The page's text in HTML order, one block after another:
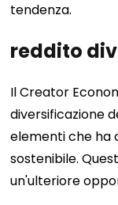
tendenza.
reddito
Il Creator
diversificazione
elementi che ha
sostenibile.
un'ulteriore